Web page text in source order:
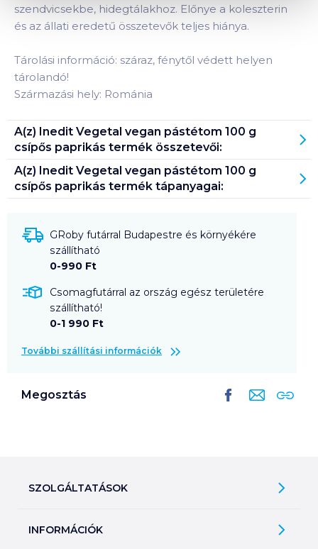
szendvicsekbe, hidegtálakhoz. Előnye a koleszterin
és az állati eredetű összetevők teljes hiánya.
Tárolási információ: száraz, fénytől védett helyen
tárolandó!
Származási hely: Románia
A(z) Inedit Vegetal vegan pástétom 100 g
csípős paprikás termék összetevői:
A(z) Inedit Vegetal vegan pástétom 100 g
csípős paprikás termék tápanyagai:
GRoby futárral Budapestre és környékére
szállítható
0-990 Ft
Csomagfutárral az ország egész területére
szállítható!
0-1 990 Ft
További szállítási információk
Megosztás
SZOLGÁLTATÁSOK
Árfigyelő
INFORMÁCIÓK